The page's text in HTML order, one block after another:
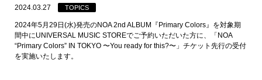
2024.03.27 TOPICS
2024年5月29日(水)発売のNOA 2nd ALBUM『Primary Colors』を対象期
間中にUNIVERSAL MUSIC STOREでご予約いただいた方に、「NOA
“Primary Colors” IN TOKYO 〜You ready for this?〜」チケット先行の受付
を実施いたします。